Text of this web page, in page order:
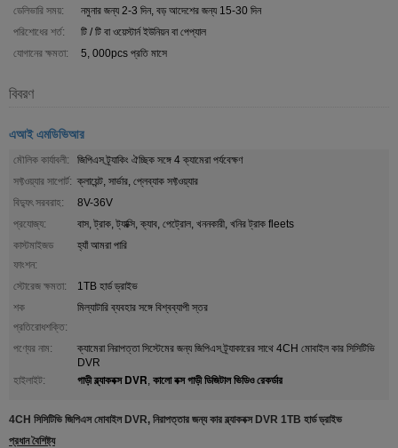
ডেলিভারি সময়:
নমুনার জন্য 2-3 দিন, বড় আদেশের জন্য 15-30 দিন
পরিশোধের শর্ত:
টি / টি বা ওয়েস্টার্ন ইউনিয়ন বা পেপ্যাল
যোগানের ক্ষমতা:
5, 000pcs প্রতি মাসে
বিবরণ
এআই এমডিভিআর
মৌলিক কার্যাবলী:
জিপিএস ট্র্যাকিং ঐচ্ছিক সঙ্গে 4 ক্যামেরা পর্যবেক্ষণ
সফ্টওয়্যার সাপোর্ট: ক্লায়েন্ট, সার্ভার, প্লেব্যাক সফ্টওয়্যার
বিদ্যুৎ সরবরাহ:
8V-36V
প্রযোজ্য:
বাস, ট্রাক, ট্যাক্সি, ক্যাব, পেট্রোল, খননকারী, খনির ট্রাক fleets
কাস্টমাইজড
ফাংশন:
হ্যাঁ আমরা পারি
স্টোরেজ ক্ষমতা:
1TB হার্ড ড্রাইভ
শক
প্রতিরোধশক্তি:
মিল্যাটারি ব্যবহার সঙ্গে বিশ্বব্যাপী স্তর
পণ্যের নাম:
ক্যামেরা নিরাপত্তা সিস্টেমের জন্য জিপিএস ট্র্যাকারের সাথে 4CH মোবাইল কার সিসিটিভি
DVR
হাইলাইট:
গাড়ী ব্ল্যাকবক্স DVR, কালো বক্স গাড়ী ডিজিটাল ভিডিও রেকর্ডার
4CH সিসিটিভি জিপিএস মোবাইল DVR, নিরাপত্তার জন্য কার ব্ল্যাকবক্স DVR 1TB হার্ড ড্রাইভ
প্রধান বৈশিষ্ট্য